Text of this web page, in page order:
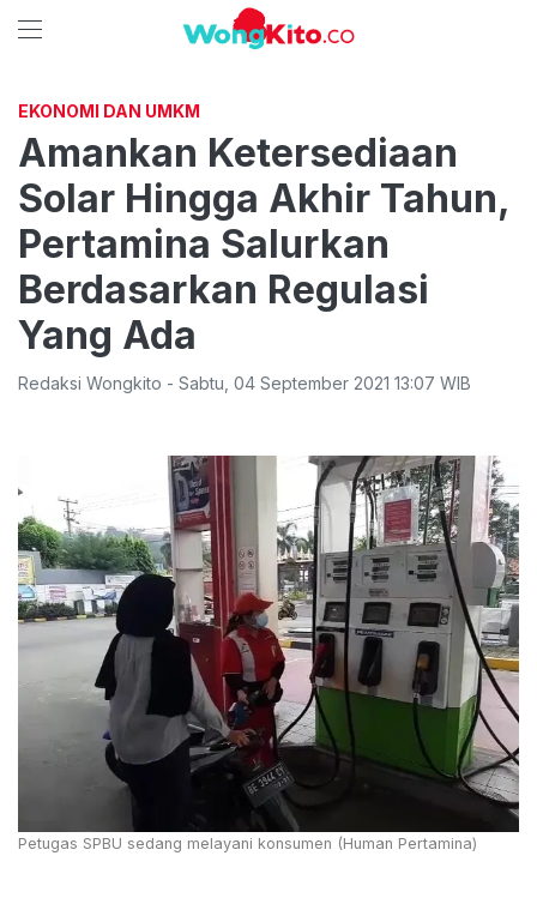
EKONOMI DAN UMKM
Amankan Ketersediaan
Solar Hingga Akhir Tahun,
Pertamina Salurkan
Berdasarkan Regulasi
Yang Ada
Redaksi Wongkito - Sabtu 04 September 2021 13:07 WIB
Petugas SPBU sedang melayani konsumen (Human Pertamina)